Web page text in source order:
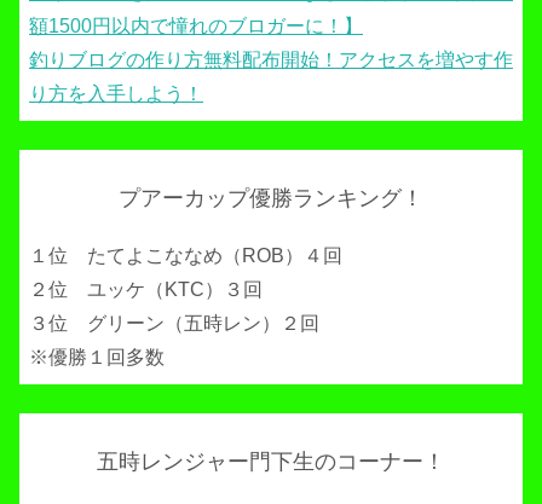
額1500円以内で憧れのブロガーに！】
釣りブログの作り方無料配布開始！アクセスを増やす作
り方を入手しよう！
プアーカップ優勝ランキング！
１位 たてよこななめ（ROB）４回
２位 ユッケ（KTC）３回
３位 グリーン（五時レン）２回
※優勝１回多数
五時レンジャー門下生のコーナー！